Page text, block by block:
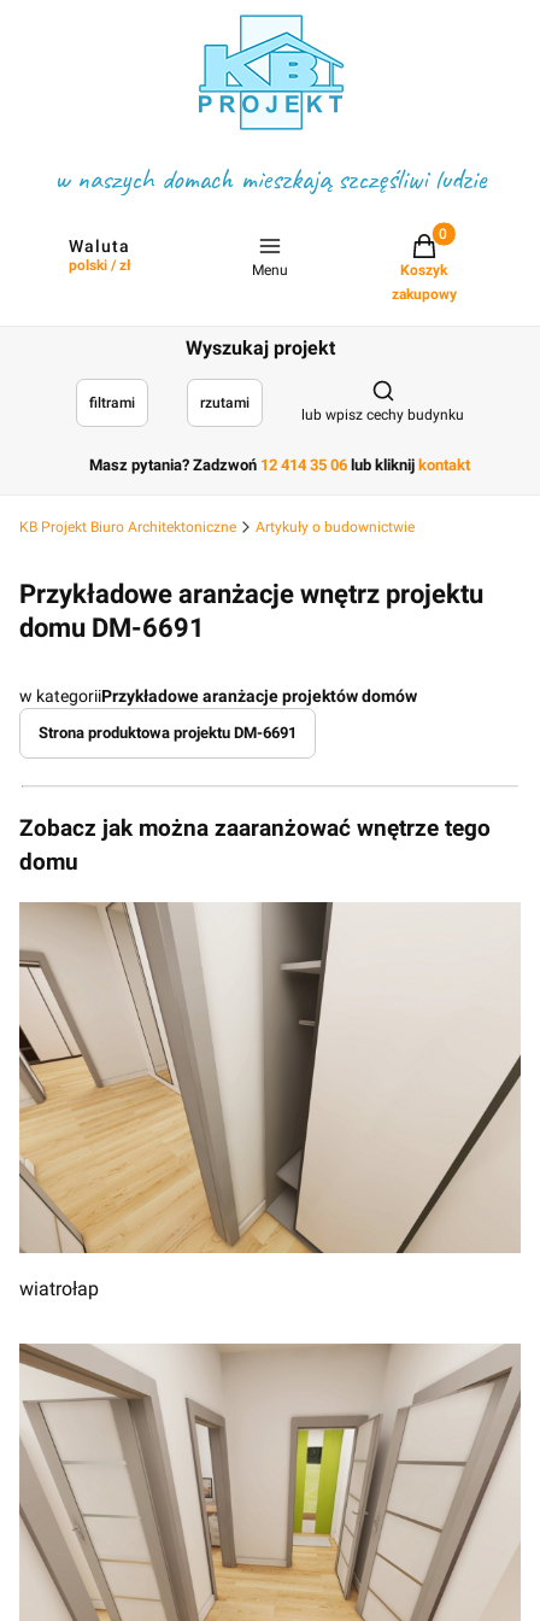
w naszych domach mieszkają szczęśliwi ludzie
Waluta
polski / zł Menu
Projekty w
Koszyk
zakupowy
Wyszukaj projekt
filtrami rzutami
Otwórz
lub wpisz cechy budynku
Masz pytania? Zadzwoń 12 414 35 06 lub kliknij kontakt
KB Projekt Biuro Architektoniczne Artykuły o budownictwie
Przykładowe aranżacje wnętrz projektu
domu DM-6691
w kategoriiPrzykładowe aranżacje projektów domów
Strona produktowa projektu DM-6691
Zobacz jak można zaaranżować wnętrze tego
domu
wiatrołap